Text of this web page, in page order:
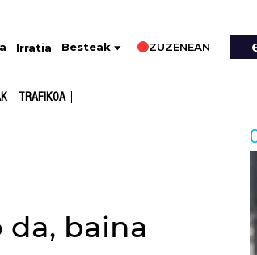
Irratia Besteak ZUZENEAN
TRAFIKOA
baina